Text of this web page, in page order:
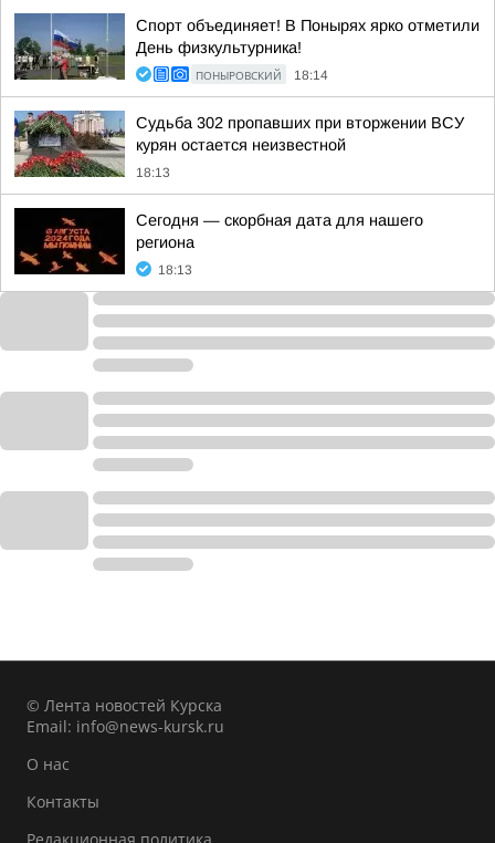
Спорт объединяет! В Понырях ярко отметили
День физкультурника!
ПОНЫРОВСКИЙ 18:14
Судьба 302 пропавших при вторжении ВСУ
курян остается неизвестной
18:13
Сегодня — скорбная дата для нашего
региона
18:13
© Лента новостей Курска
Email: info@news-kursk.ru
О нас
Контакты